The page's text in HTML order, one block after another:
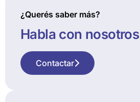
¿Querés saber más?
Habla con nosotros
Contactar